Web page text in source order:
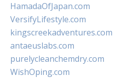
HamadaOfJapan.com
VersifyLifestyle.com
kingscreekadventures.com
antaeuslabs.com
purelycleanchemdry.com
WishOping.com